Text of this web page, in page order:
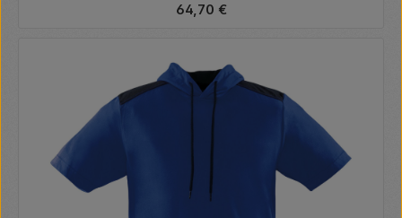
Regulärer Preis:
64,70 €